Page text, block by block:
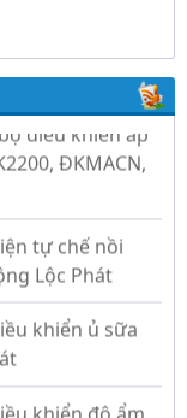
điều khiển ấp
ĐKMACN,
tự chế nồi
khiển ủ sữa
khiển độ ẩm
tự động Lộc